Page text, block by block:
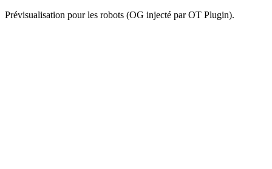
Prévisualisation pour les robots (OG injecté par OT Plugin).